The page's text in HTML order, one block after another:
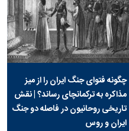
چگونه فتوای جنگ ایران را از میز
مذاکره به ترکمانچای رساند؟ | نقش
تاریخی روحانیون در فاصله دو جنگ
ایران و روس